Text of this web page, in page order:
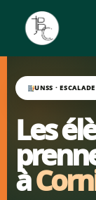
UNSS · ESCALADE
Les
à